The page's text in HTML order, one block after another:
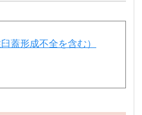
蓋形成不全を含む）